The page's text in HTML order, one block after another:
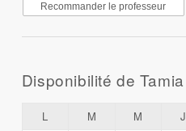
Recommander le professeur
Disponibilité de Tamia
L M M J